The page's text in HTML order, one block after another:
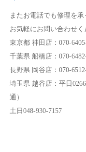
またお電話でも修理を
お気軽にお問い合わせく
東京都 神田店：070-
千葉県 船橋店：070-
長野県 岡谷店：070-
埼玉県 越谷店：平日
通）
土日048-930-7157